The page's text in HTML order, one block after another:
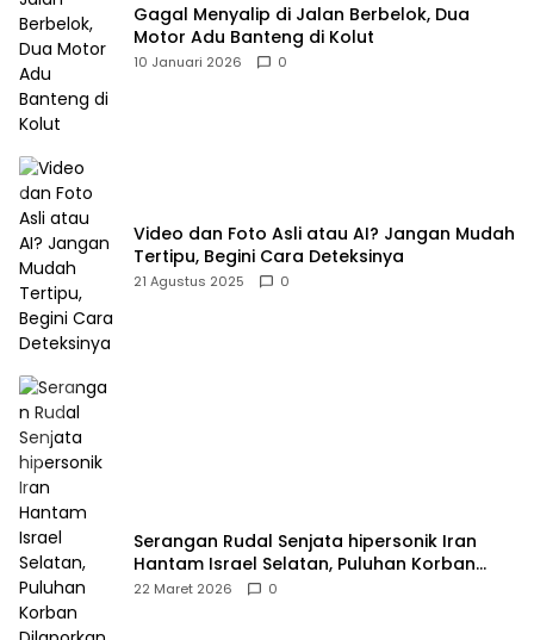
Gagal Menyalip di Jalan Berbelok, Dua
Motor Adu Banteng di Kolut
10 Januari 2026 0
Video dan Foto Asli atau AI? Jangan Mudah
Tertipu, Begini Cara Deteksinya
21 Agustus 2025 0
Serangan Rudal Senjata hipersonik Iran
Hantam Israel Selatan, Puluhan Korban
Dilaporkan Meninggal dan Ratusan Terluka
22 Maret 2026 0